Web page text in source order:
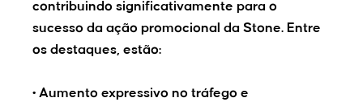
contribuindo significativamente para o
sucesso da ação promocional da Stone. Entre
os destaques, estão:
• Aumento expressivo no tráfego e